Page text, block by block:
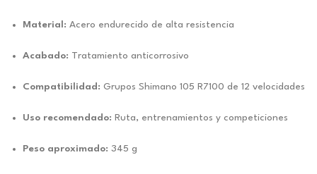
Material: Acero endurecido de alta resistencia
Acabado: Tratamiento anticorrosivo
Compatibilidad: Grupos Shimano 105 R7100 de 12 velocidades
Uso recomendado: Ruta, entrenamientos y competiciones
Peso aproximado: 345 g